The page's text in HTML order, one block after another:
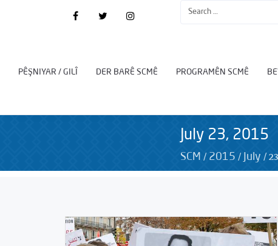
PÊŞNIYAR / GILÎ DER BARÊ SCMÊ PROGRAMÊN SCMÊ
July 23, 2015
SCM / 2015 / July /23